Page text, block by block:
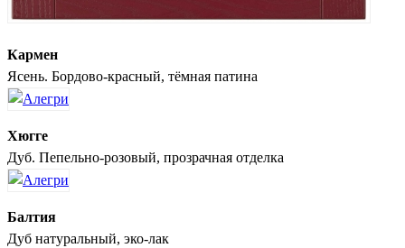
Кармен
Ясень. Бордово-красный, тёмная патина
Хюгге
Дуб. Пепельно-розовый, прозрачная отделка
Балтия
Дуб натуральный, эко-лак